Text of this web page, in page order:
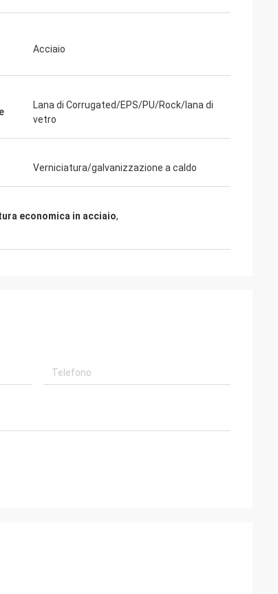
siamo
Acciaio
Lana di Corrugated/EPS/PU/Rock/lana di
vetro
Verniciatura/galvanizzazione a caldo
economica in acciaio,